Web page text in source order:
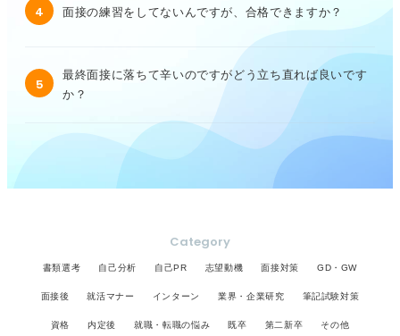
4 面接の練習をしてないんですが、合格できますか？
5
最終面接に落ちて辛いのですがどう立ち直れば良いです
か？
Category
書類選考 自己分析 自己PR 志望動機 面接対策 GD・GW
面接後 就活マナー インターン 業界・企業研究 筆記試験対策
資格 内定後 就職・転職の悩み 既卒 第二新卒 その他